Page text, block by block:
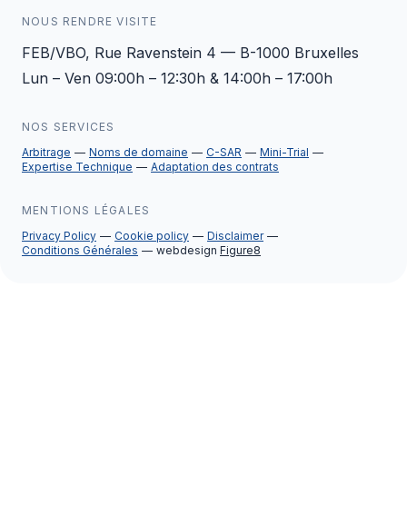
NOUS RENDRE VISITE
FEB/VBO, Rue Ravenstein 4 — B-1000 Bruxelles
Lun – Ven 09:00h – 12:30h & 14:00h – 17:00h
NOS SERVICES
Arbitrage
Noms de domaine C-SAR
Mini-Trial
Expertise Technique
Adaptation des contrats
MENTIONS LÉGALES
Privacy Policy
Cookie policy
Disclaimer
Conditions Générales
webdesign Figure8